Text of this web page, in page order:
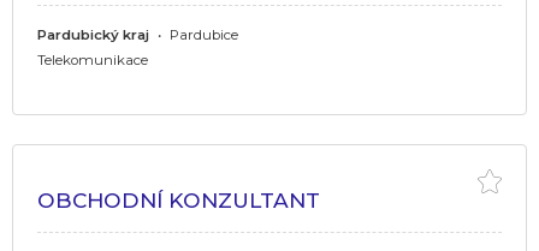
Pardubický kraj • Pardubice
Telekomunikace
OBCHODNÍ KONZULTANT